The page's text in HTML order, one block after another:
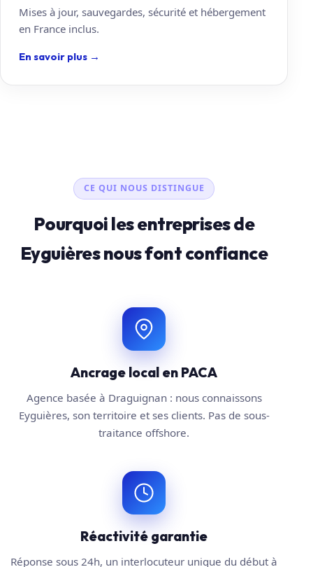
Mises à jour, sauvegardes, sécurité et hébergement
en France inclus.
En savoir plus →
CE QUI NOUS DISTINGUE
Pourquoi les entreprises de
Eyguières nous font confiance
Ancrage local en PACA
Agence basée à Draguignan : nous connaissons
Eyguières, son territoire et ses clients. Pas de sous-
traitance offshore.
Réactivité garantie
Réponse sous 24h, un interlocuteur unique du début à